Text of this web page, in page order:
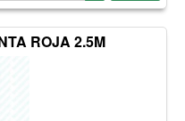
ROJA 2.5M